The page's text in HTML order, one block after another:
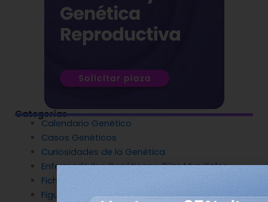
Categorías
Calendario Genético
Casos Genéticos
Curiosidades de la Genética
Enfermedades Genéticas y Días Mundiales
Fichas Genéticas
Figuras de la Genética